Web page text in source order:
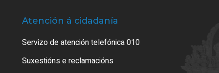
Atención á cidadanía
Servizo de atención telefónica 010
Suxestións e reclamacións